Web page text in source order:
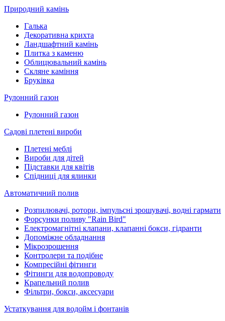
Природний камінь
Галька
Декоративна крихта
Ландшафтний камінь
Плитка з каменю
Облицювальний камінь
Скляне каміння
Бруківка
Рулонний газон
Рулонний газон
Садові плетені вироби
Плетені меблі
Вироби для дітей
Підставки для квітів
Спідниці для ялинки
Автоматичний полив
Розпилювачі, ротори, імпульсні зрошувачі, водні гармати
Форсунки поливу "Rain Bird"
Електромагнітні клапани, клапанні бокси, гідранти
Допоміжне обладнання
Мікрозрошення
Контролери та подібне
Компресійні фітинги
Фітинги для водопроводу
Крапельний полив
Фільтри, бокси, аксесуари
Устаткування для водойм і фонтанів